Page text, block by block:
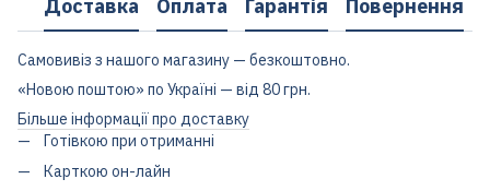
Доставка Оплата Гарантія Повернення
Самовивіз з нашого магазину — безкоштовно.
«Новою поштою» по Україні — від 80 грн.
Більше інформації про доставку
Готівкою при отриманні
Карткою он-лайн